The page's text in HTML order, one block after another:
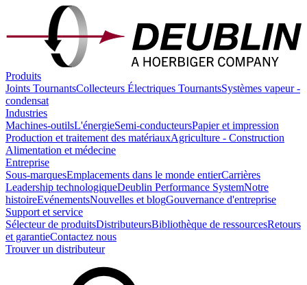
Produits
Joints TournantsCollecteurs Électriques TournantsSystèmes vapeur -
condensat
Industries
Machines-outilsL'énergieSemi-conducteursPapier et impression
Production et traitement des matériauxAgriculture - Construction
Alimentation et médecine
Entreprise
Sous-marquesEmplacements dans le monde entierCarrières
Leadership technologiqueDeublin Performance SystemNotre
histoireEvénementsNouvelles et blogGouvernance d'entreprise
Support et service
Sélecteur de produitsDistributeursBibliothèque de ressourcesRetours
et garantieContactez nous
Trouver un distributeur